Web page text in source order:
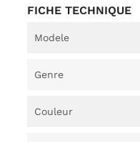
FICHE TECHNIQUE
Modele
Genre
Couleur